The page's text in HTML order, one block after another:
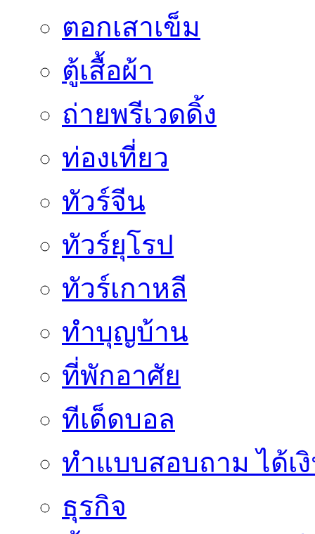
ตอกเสาเข็ม
ตู้เสื้อผ้า
ถ่ายพรีเวดดิ้ง
ท่องเที่ยว
ทัวร์จีน
ทัวร์ยุโรป
ทัวร์เกาหลี
ทำบุญบ้าน
ที่พักอาศัย
ทีเด็ดบอล
ทําแบบสอบถาม ได้เ
ธุรกิจ